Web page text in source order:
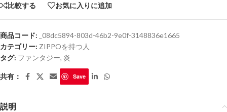
比較する お気に入りに追加
商品コード: _08dc5894-803d-46b2-9e0f-3148836e1665
カテゴリー: ZIPPOを持つ人
タグ: ファンタジー, 炎
共有： Save
説明